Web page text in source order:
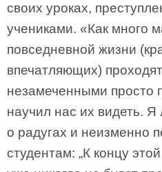
своих уроках,
учениками. «Как много
повседневной жизни
впечатляющих)
незамеченными просто
научил нас их видеть.
о радугах и неизменно
студентам: „К концу